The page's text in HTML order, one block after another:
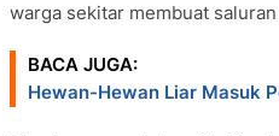
warga sekitar membuat
BACA JUGA:
Hewan-Hewan Liar Masuk